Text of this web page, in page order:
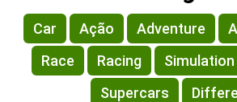
Car Ação Adventure
Race
Racing Simulation
Supercars